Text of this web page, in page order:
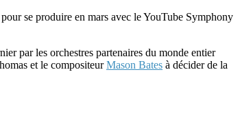
se produire en mars avec le YouTube Symphony
par les orchestres partenaires du monde entier
et le compositeurMason Bates à décider de la